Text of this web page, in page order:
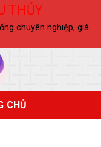
THỦY
chuyên nghiệp, giá
CHỦ